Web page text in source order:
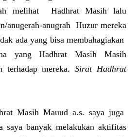
melihat Hadhrat Masih lalu
anugerah-anugrah Huzur mereka
ada yang bisa membahagiakan
yang Hadhrat Masih Masih
terhadap mereka.Sirat Hadhrat
Masih Mauud a.s. saya juga
saya banyak melakukan aktifitas